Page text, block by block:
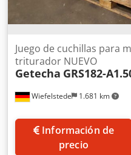
Wiefelstede 1.681 km
Juego de cuchillas para
triturador NUEVO
Getecha GRS182-
Información de
precio